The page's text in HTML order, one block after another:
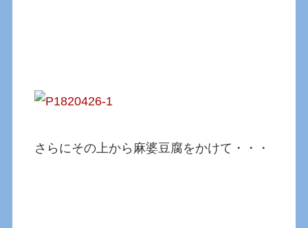
さらにその上から麻婆豆腐をかけて・・・